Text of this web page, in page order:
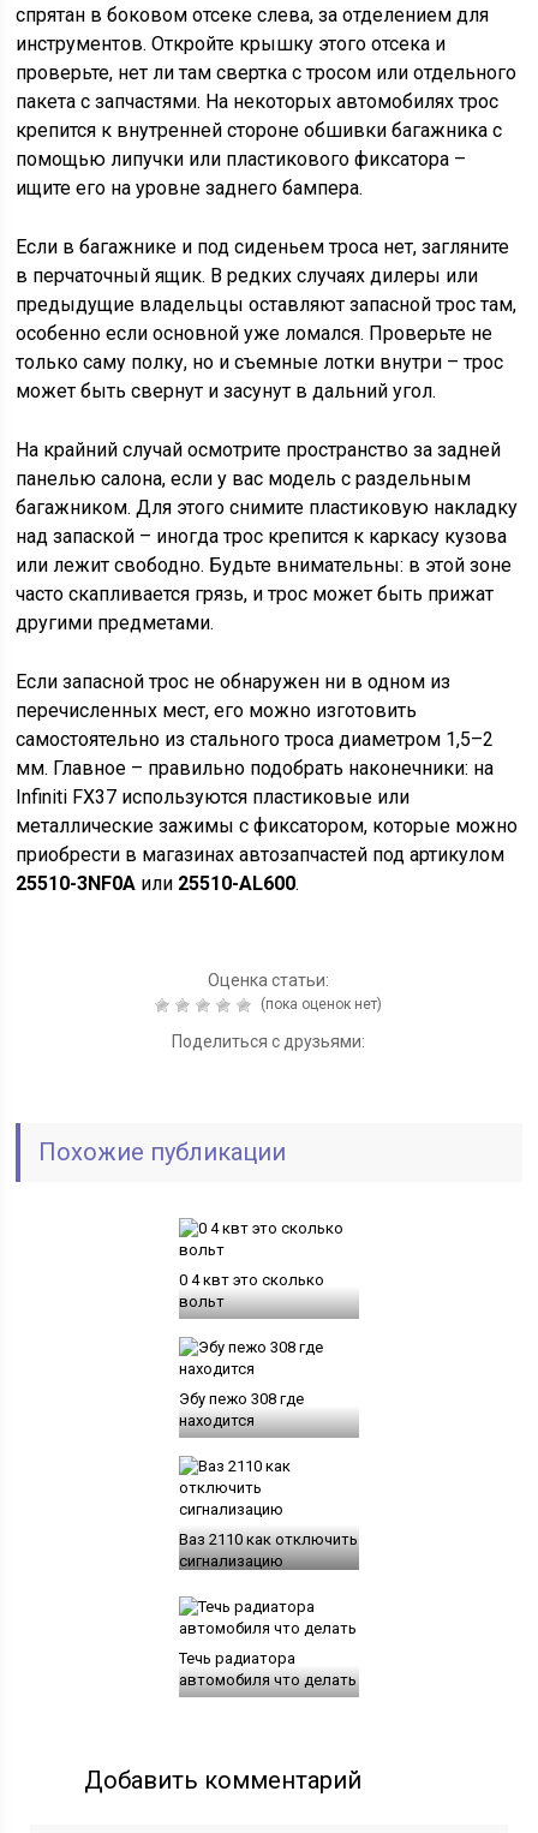
спрятан в боковом отсеке слева, за отделением для
инструментов. Откройте крышку этого отсека и
проверьте, нет ли там свертка с тросом или отдельного
пакета с запчастями. На некоторых автомобилях трос
крепится к внутренней стороне обшивки багажника с
помощью липучки или пластикового фиксатора –
ищите его на уровне заднего бампера.
Если в багажнике и под сиденьем троса нет, загляните
в перчаточный ящик. В редких случаях дилеры или
предыдущие владельцы оставляют запасной трос там,
особенно если основной уже ломался. Проверьте не
только саму полку, но и съемные лотки внутри – трос
может быть свернут и засунут в дальний угол.
На крайний случай осмотрите пространство за задней
панелью салона, если у вас модель с раздельным
багажником. Для этого снимите пластиковую накладку
над запаской – иногда трос крепится к каркасу кузова
или лежит свободно. Будьте внимательны: в этой зоне
часто скапливается грязь, и трос может быть прижат
другими предметами.
Если запасной трос не обнаружен ни в одном из
перечисленных мест, его можно изготовить
самостоятельно из стального троса диаметром 1,5–2
мм. Главное – правильно подобрать наконечники: на
Infiniti FX37 используются пластиковые или
металлические зажимы с фиксатором, которые можно
приобрести в магазинах автозапчастей под артикулом
25510-3NF0A или 25510-AL600.
Оценка статьи:
(пока оценок нет)
Поделиться с друзьями:
Похожие публикации
0 4 квт это сколько
вольт
Эбу пежо 308 где
находится
Ваз 2110 как отключить
сигнализацию
Течь радиатора
автомобиля что делать
Добавить комментарий